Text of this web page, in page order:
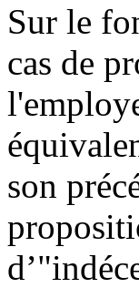
Sur le
cas de
son